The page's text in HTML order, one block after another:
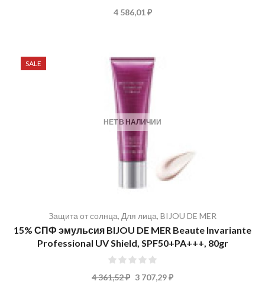
4 586,01 ₽
SALE
НЕТ В НАЛИЧИИ
Защита от солнца, Для лица, BIJOU DE MER
15% СПФ эмульсия BIJOU DE MER Beaute Invariante
Professional UV Shield, SPF50+PA+++, 80gr
4 361,52 ₽ 3 707,29 ₽